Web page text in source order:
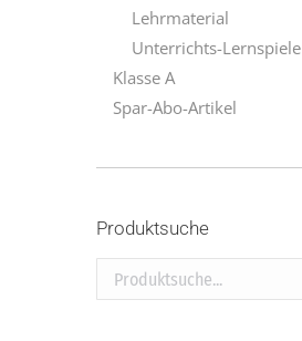
Lehrmaterial
Unterrichts-Lernspiele
Klasse A
Spar-Abo-Artikel
Produktsuche
Produktsuche...